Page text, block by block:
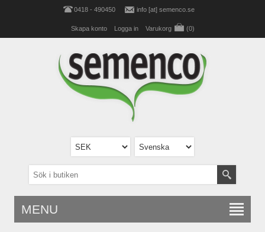
0418 - 490450 info [at] semenco.se
Skapa konto Logga in Varukorg (0)
MENU